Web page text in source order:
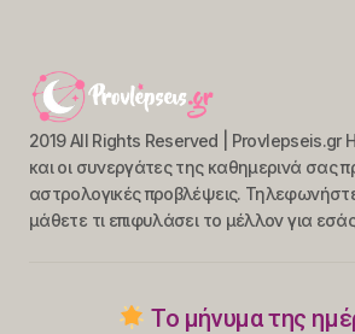
2019 All Rights Reserved |
και οι συνεργάτες της καθημερινά σας
αστρολογικές προβλέψεις.
μάθετε τι επιφυλάσει το μέλλον για
Το μήνυμα της